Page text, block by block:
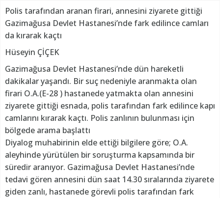
Polis tarafından aranan firari, annesini ziyarete gittiği
Gazimağusa Devlet Hastanesi’nde fark edilince camları
da kırarak kaçtı
Hüseyin ÇİÇEK
Gazimağusa Devlet Hastanesi’nde dün hareketli
dakikalar yaşandı. Bir suç nedeniyle aranmakta olan
firari O.A.(E-28 ) hastanede yatmakta olan annesini
ziyarete gittiği esnada, polis tarafından fark edilince kapı
camlarını kırarak kaçtı. Polis zanlının bulunması için
bölgede arama başlattı
Diyalog muhabirinin elde ettiği bilgilere göre; O.A.
aleyhinde yürütülen bir soruşturma kapsamında bir
süredir aranıyor. Gazimağusa Devlet Hastanesi’nde
tedavi gören annesini dün saat 14.30 sıralarında ziyarete
giden zanlı, hastanede görevli polis tarafından fark